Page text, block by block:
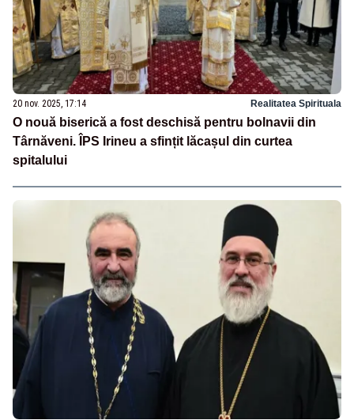
20 nov. 2025, 17:14 Realitatea Spirituala
O nouă biserică a fost deschisă pentru bolnavii din
Târnăveni. ÎPS Irineu a sfințit lăcașul din curtea
spitalului